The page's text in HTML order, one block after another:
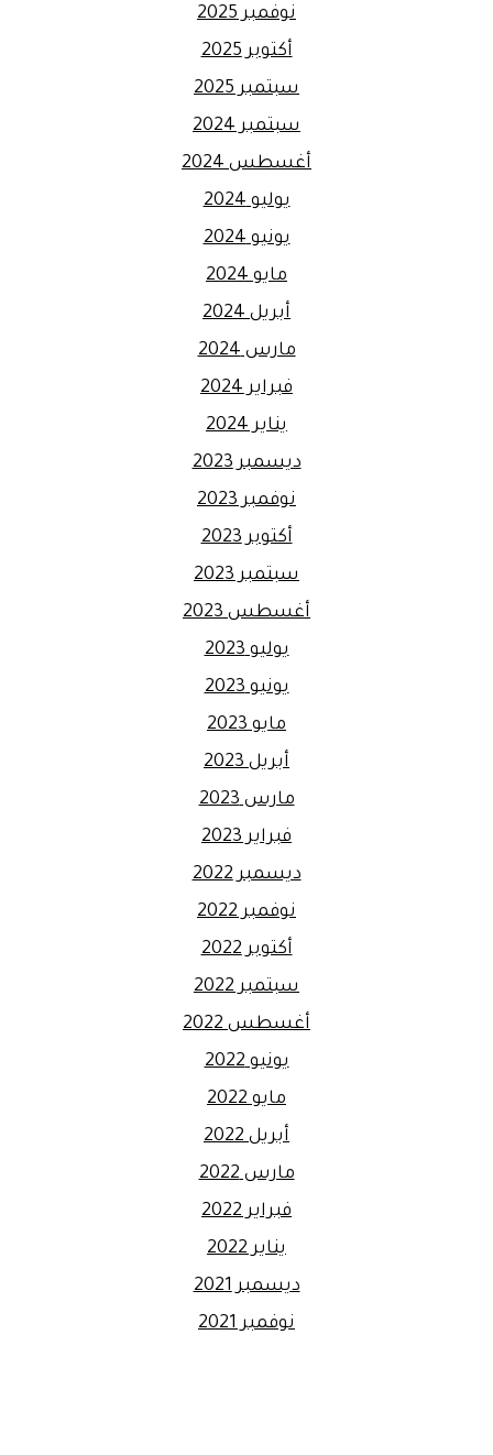
نوفمبر 2025
أكتوبر 2025
سبتمبر 2025
سبتمبر 2024
أغسطس 2024
يوليو 2024
يونيو 2024
مايو 2024
أبريل 2024
مارس 2024
فبراير 2024
يناير 2024
ديسمبر 2023
نوفمبر 2023
أكتوبر 2023
سبتمبر 2023
أغسطس 2023
يوليو 2023
يونيو 2023
مايو 2023
أبريل 2023
مارس 2023
فبراير 2023
ديسمبر 2022
نوفمبر 2022
أكتوبر 2022
سبتمبر 2022
أغسطس 2022
يونيو 2022
مايو 2022
أبريل 2022
مارس 2022
فبراير 2022
يناير 2022
ديسمبر 2021
نوفمبر 2021